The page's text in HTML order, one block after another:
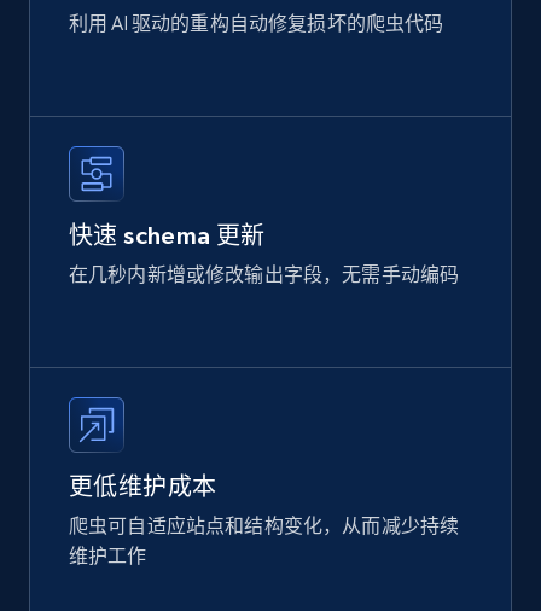
利用 AI 驱动的重构自动修复损坏的爬虫代码
快速 schema 更新
在几秒内新增或修改输出字段，无需手动编码
更低维护成本
爬虫可自适应站点和结构变化，从而减少持续
维护工作